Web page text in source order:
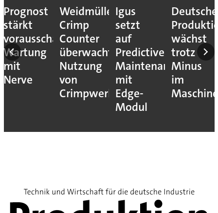
Prognost
stärkt
vorausschauende
Wartung
mit
Nerve
Weidmüller:
Crimp
Counter
überwacht
Nutzung
von
Crimpwerkzeugen
Igus
setzt
auf
Predictive
Maintenance
mit
Edge-
Modul
Deutsche
wächst
trotz
Minus
im